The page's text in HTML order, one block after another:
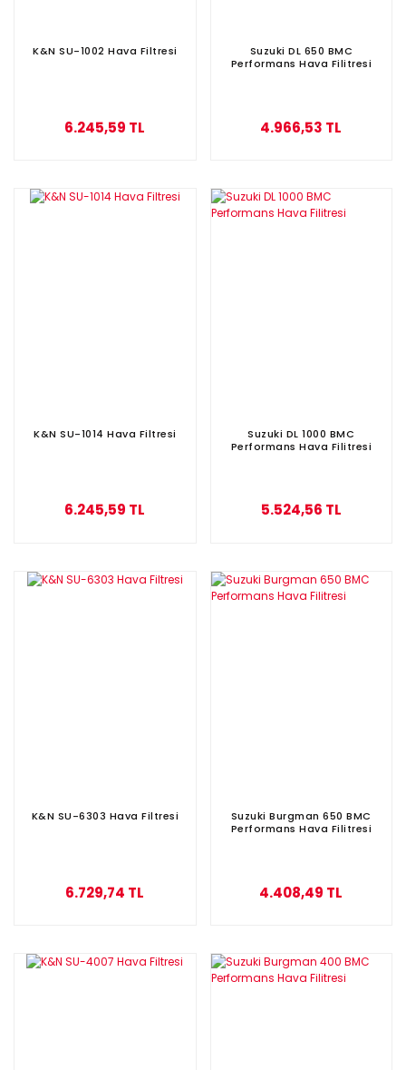
K&N SU-1002 Hava Filtresi
6.245,59 TL
Suzuki DL 650 BMC
Performans Hava Filitresi
4.966,53 TL
K&N SU-1014 Hava Filtresi
6.245,59 TL
Suzuki DL 1000 BMC
Performans Hava Filitresi
5.524,56 TL
K&N SU-6303 Hava Filtresi
6.729,74 TL
Suzuki Burgman 650 BMC
Performans Hava Filitresi
4.408,49 TL